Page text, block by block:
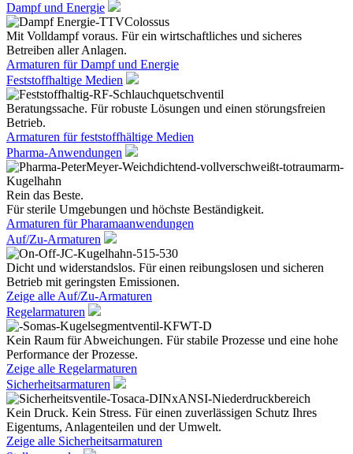
Dampf und Energie
Mit Volldampf voraus. Für ein wirtschaftliches und sicheres
Betreiben aller Anlagen.
Armaturen für Dampf und Energie
Feststoffhaltige Medien
Beratungssache. Für robuste Lösungen und einen störungsfreien
Betrieb.
Armaturen für feststoffhältige Medien
Pharma-Anwendungen
Rein das Beste.
Für sterile Umgebungen und höchste Beständigkeit.
Armaturen für Pharamaanwendungen
Auf/Zu-Armaturen
Dicht und widerstandslos. Für einen reibungslosen und sicheren
Betrieb mit geringsten Emissionen.
Zeige alle Auf/Zu-Armaturen
Regelarmaturen
Kein Raum für Abweichungen. Für stabile Prozesse und eine hohe
Performance der Prozesse.
Zeige alle Regelarmaturen
Sicherheitsarmaturen
Kein Druck. Kein Stress. Für einen zuverlässigen Schutz Ihres
Eigentums, Anlagenteilen und der Umwelt.
Zeige alle Sicherheitsarmaturen